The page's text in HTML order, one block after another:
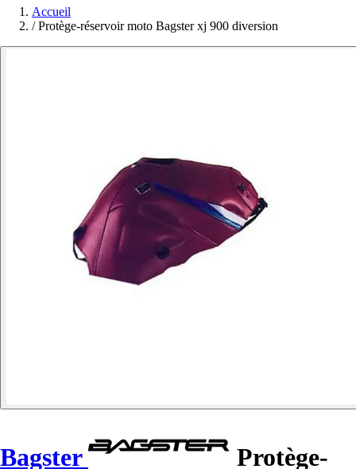
Accueil
/ Protège-réservoir moto Bagster xj 900 diversion
Bagster
Protège-